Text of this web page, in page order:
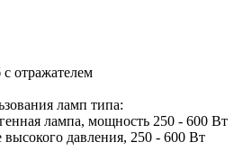
отражателем
ламп типа:
лампа, мощность 250 - 600 Вт
давления, 250 - 600 Вт